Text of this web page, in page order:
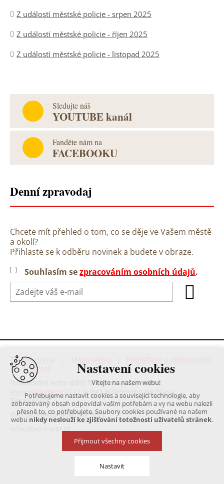
Z událostí městské policie - srpen 2025
Z událostí městské policie - říjen 2025
Z událostí městské policie - listopad 2025
Sledujte náš
YOUTUBE kanál
Fanděte nám na
FACEBOOKU
Denní zpravodaj
Chcete mít přehled o tom, co se děje ve Vašem městě
a okolí?
Přihlaste se k odběru novinek a budete v obraze.
Souhlasím sezpracováním osobních údajů.
Titulní strana
|Webmail
Publikování nebo další šíření obsahu serveru
www.velkemezirici.cz
je bez písemného souhlasu
ZAKÁZÁNO!
© 2026 Město Velké Meziříčí
VYTVOŘENO V XART.CZ
Nastavení cookies
Vítejte na našem webu!
Potřebujeme nastavit cookies a související technologie, aby
zobrazovaný obsah odpovídal vašim potřebám a vy na webu nalezli
přesně to, co potřebujete. Soubory cookies používané na našem
webu nikdy neslouží ke zjišťování totožnosti uživatelů stránek.
Přijmout všechny cookies
Nastavit